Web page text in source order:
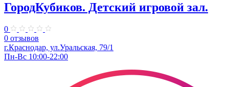
ГородКубиков. ​Детский игровой зал.
0
0 отзывов
г.Краснодар, ​ул.Уральская, 79/1
Пн-Вс 10:00-22:00